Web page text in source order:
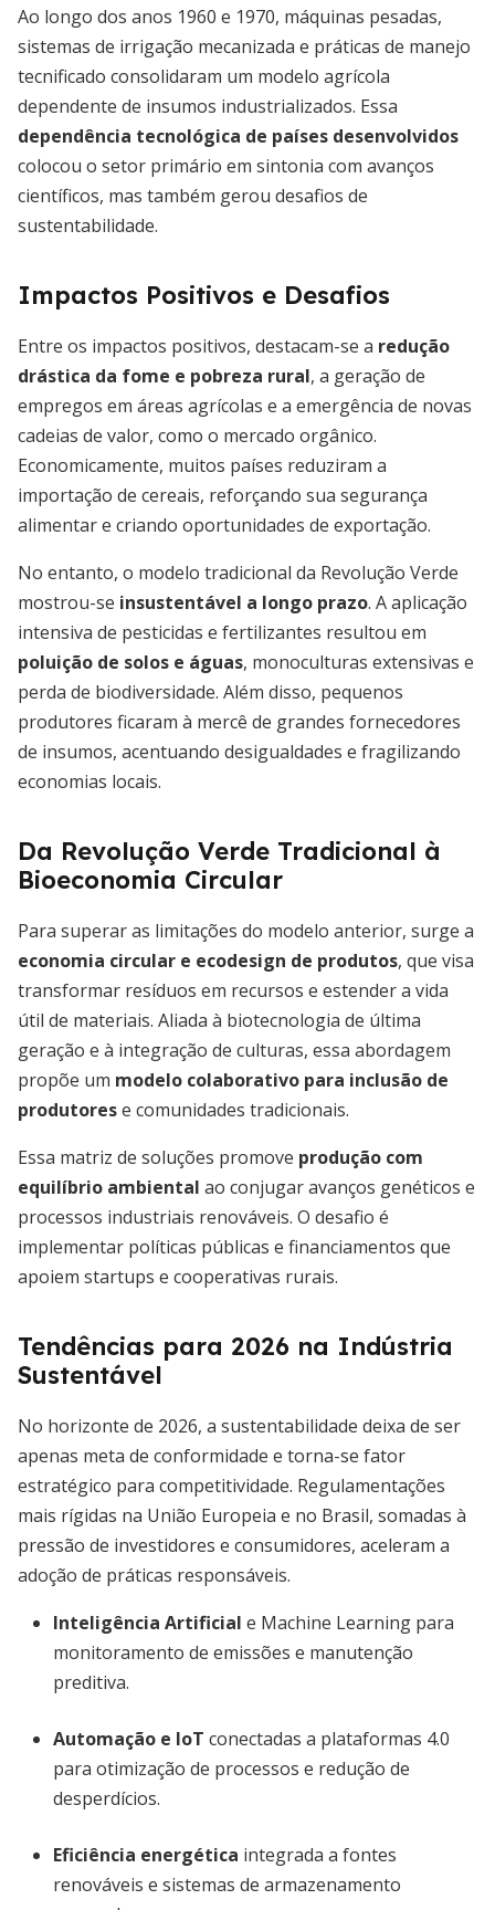
Ao longo dos anos 1960 e 1970, máquinas pesadas,
sistemas de irrigação mecanizada e práticas de manejo
tecnificado consolidaram um modelo agrícola
dependente de insumos industrializados. Essa
dependência tecnológica de países desenvolvidos
colocou o setor primário em sintonia com avanços
científicos, mas também gerou desafios de
sustentabilidade.
Impactos Positivos e Desafios
Entre os impactos positivos, destacam-se a redução
drástica da fome e pobreza rural, a geração de
empregos em áreas agrícolas e a emergência de novas
cadeias de valor, como o mercado orgânico.
Economicamente, muitos países reduziram a
importação de cereais, reforçando sua segurança
alimentar e criando oportunidades de exportação.
No entanto, o modelo tradicional da Revolução Verde
mostrou-se insustentável a longo prazo. A aplicação
intensiva de pesticidas e fertilizantes resultou em
poluição de solos e águas, monoculturas extensivas e
perda de biodiversidade. Além disso, pequenos
produtores ficaram à mercê de grandes fornecedores
de insumos, acentuando desigualdades e fragilizando
economias locais.
Da Revolução Verde Tradicional à
Bioeconomia Circular
Para superar as limitações do modelo anterior, surge a
economia circular e ecodesign de produtos, que visa
transformar resíduos em recursos e estender a vida
útil de materiais. Aliada à biotecnologia de última
geração e à integração de culturas, essa abordagem
propõe um modelo colaborativo para inclusão de
produtorese comunidades tradicionais.
Essa matriz de soluções promove produção com
equilíbrio ambiental ao conjugar avanços genéticos e
processos industriais renováveis. O desafio é
implementar políticas públicas e financiamentos que
apoiem startups e cooperativas rurais.
Tendências para 2026 na Indústria
Sustentável
No horizonte de 2026, a sustentabilidade deixa de ser
apenas meta de conformidade e torna-se fator
estratégico para competitividade. Regulamentações
mais rígidas na União Europeia e no Brasil, somadas à
pressão de investidores e consumidores, aceleram a
adoção de práticas responsáveis.
Inteligência Artificial e Machine Learning para
monitoramento de emissões e manutenção
preditiva.
Automação e IoT conectadas a plataformas 4.0
para otimização de processos e redução de
desperdícios.
Eficiência energética integrada a fontes
renováveis e sistemas de armazenamento